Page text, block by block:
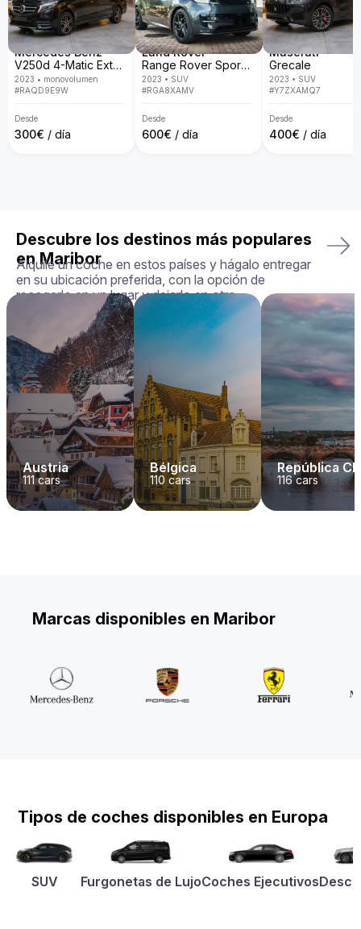
personalizado, entrega a domicilio, políticas transparentes y
la garantía de que recibirás exactamente el vehículo que
elegiste en perfectas condiciones. Nos aseguramos de que
tu experiencia de alquiler sea fluida, placentera y adaptada a
tus necesidades.
Tu viaje perfecto te espera. ¡Reserva tu Aston Martin Rapide
hoy mismo!
Mercedes Benz
V250d 4-Matic Extra Long
2023 • monovolumen
#RAQD9E9W
Desde
300€ / día
Land Rover
Range Rover Sport D300 R-Dynamic SE
2023 • SUV
#RGA8XAMV
Desde
600€ / día
Maserati
Grecale
2023 • SUV
#Y7ZXAMQ7
Desde
400€ / día
Descubre los destinos más populares
en Maribor
Alquile un coche en estos países y hágalo entregar
en su ubicación preferida, con la opción de
recogerlo en un lugar y dejarlo en otro.
Austria
111cars
Bélgica
110 cars
República
116cars
Marcas disponibles en Maribor
Tipos de coches disponibles en Europa
SUV Furgonetas de LujoCoches Ejecutivos